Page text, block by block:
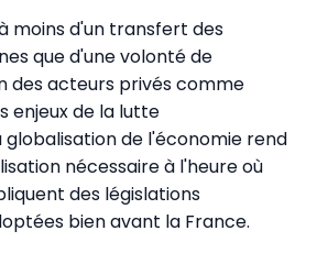
moins d'un transfert des
que d'une volonté de
des acteurs privés comme
enjeux de la lutte
de l'économie rend
nécessaire à l'heure où
des législations
bien avant la France.